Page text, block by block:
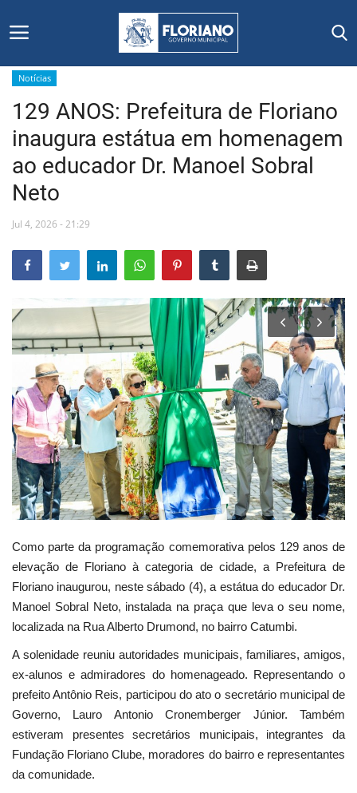
Início
Editais
Floriano
Secretarias e Órgãos
Mural de Licitações
Notícias
Vídeos
Webmail
Contato
Notícias
129 ANOS: Prefeitura de Floriano
inaugura estátua em homenagem
ao educador Dr. Manoel Sobral
Neto
Jul 4, 2026 - 21:29
Como parte da programação comemorativa pelos 129 anos de
elevação de Floriano à categoria de cidade, a Prefeitura de
Floriano inaugurou, neste sábado (4), a estátua do educador Dr.
Manoel Sobral Neto, instalada na praça que leva o seu nome,
localizada na Rua Alberto Drumond, no bairro Catumbi.
A solenidade reuniu autoridades municipais, familiares, amigos,
ex-alunos e admiradores do homenageado. Representando o
prefeito Antônio Reis, participou do ato o secretário municipal de
Governo, Lauro Antonio Cronemberger Júnior. Também
estiveram presentes secretários municipais, integrantes da
Fundação Floriano Clube, moradores do bairro e representantes
da comunidade.